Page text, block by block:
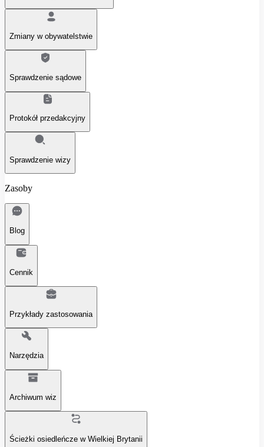
Zmiany w obywatelstwie
Sprawdzenie sądowe
Protokół przedakcyjny
Sprawdzenie wizy
Zasoby
Blog
Cennik
Przykłady zastosowania
Narzędzia
Archiwum wiz
Ścieżki osiedleńcze w Wielkiej Brytanii